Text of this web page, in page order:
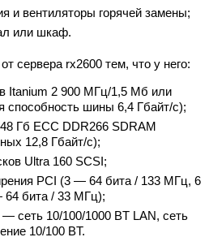
и вентиляторы горячей замены;
или шкаф.
сервера rx2600 тем, что у него:
Itanium 2 900 МГц/1,5 Мб или
способность шины 6,4 Гбайт/с);
Гб ECC DDR266 SDRAM
12,8 Гбайт/с);
Ultra 160 SCSI;
PCI (3 — 64 бита / 133 МГц, 6
бита / 33 МГц);
сеть 10/100/1000 BT LAN, сеть
10/100 BT.